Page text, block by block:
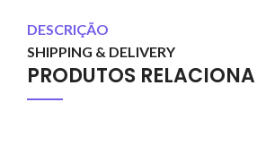
DESCRIÇÃO
SHIPPING & DELIVERY
PRODUTOS